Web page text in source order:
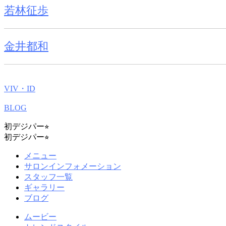
若林征歩
金井都和
VIV・ID
BLOG
初デジパー⭐︎
初デジパー⭐︎
メニュー
サロンインフォメーション
スタッフ一覧
ギャラリー
ブログ
ムービー